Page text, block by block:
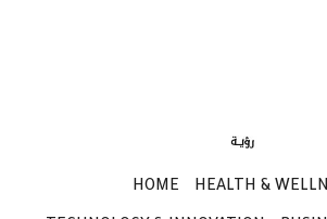
HOME HEALTH &